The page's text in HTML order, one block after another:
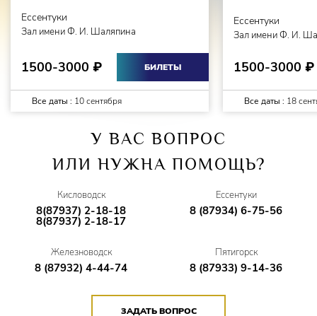
МИМАНС - Руслан Нургалиев, Павел Шаповалов
ДЕТИ -Святозар Журавлёв, Григорий Чаплыгин.
Действующие лица в интермедии:
ПРИЛЕПА - Дипломант Всероссийского конкурса
конкурсовНаталья Говорская
ЗЛАТОГОР - Заслуженный артист Республики Калмыкия
«ЦАРИЦА ЕКАТЕРИНА» - Татьяна Аплемах
Ирина Калашникова,
Ессентуки
Зал имени Ф. И. Шаляпина
1500-3000 ₽ БИЛЕТЫ
Все даты : 10 сентября
Ессентуки
Зал имени Ф. И.
1500-3000 ₽
Все даты : 18
У ВАС ВОПРОС
ИЛИ НУЖНА ПОМОЩЬ?
Кисловодск
8(87937) 2-18-18
8(87937) 2-18-17
Ессентуки
8 (87934) 6-75-56
Железноводск
8 (87932) 4-44-74
Пятигорск
8 (87933) 9-14-36
ЗАДАТЬ ВОПРОС